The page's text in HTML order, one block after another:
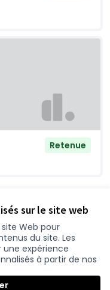
sur le site web
Web pour
du site. Les
expérience
à partir de nos
Retenue
Instagram
sur YouTube